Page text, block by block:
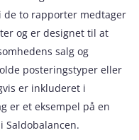
de to rapporter medtager
og er designet til at
salg og
posteringstyper eller
er inkluderet i
er et eksempel på en